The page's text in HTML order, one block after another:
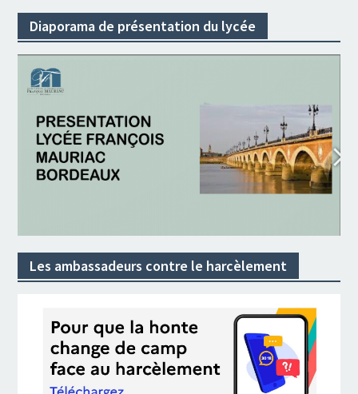
Diaporama de présentation du lycée
Les ambassadeurs contre le harcèlement